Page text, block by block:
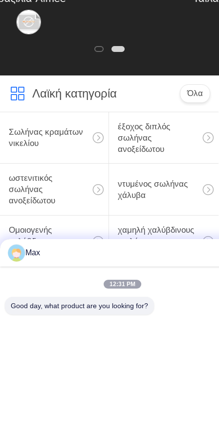
Λαϊκή κατηγορία Όλα
Σωλήνας κραμάτων
νικελίου
έξοχος διπλός
σωλήνας
ανοξείδωτου
ωστενιτικός
σωλήνας
ανοξείδωτου
ντυμένος σωλήνας
χάλυβα
Ομοιογενής
χαλύβδινους
σωλήνες
χαμηλή χαλύβδινους
σωλήνες
σωλήνας κραμάτων
Max
12:31 PM
Good day, what product are you looking for?